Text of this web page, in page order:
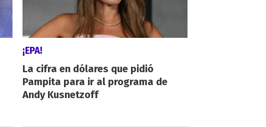
¡EPA!
La cifra en dólares que pidió
Pampita para ir al programa de
Andy Kusnetzoff